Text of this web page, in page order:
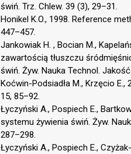
świń. Trz. Chlew. 39 (3), 29–31.
Honikel K.O., 1998. Reference
447–457.
Jankowiak H. , Bocian M.,
zawartością tłuszczu
świń. Żyw. Nauka Technol.
Koćwin-Podsiadła M., Krzęcio
15, 85–92.
Łyczyński A., Pospiech E.,
systemu żywienia świń. Żyw.
287–298.
Łyczyński A., Pospiech E.,